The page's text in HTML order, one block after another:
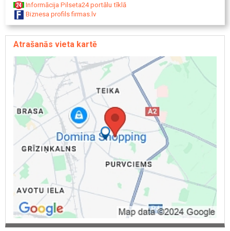
Informācija Pilseta24 portālu tīklā
Biznesa profils firmas.lv
Atrašanās vieta kartē